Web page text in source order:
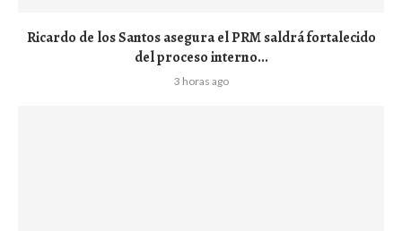
Ricardo de los Santos asegura el PRM saldrá fortalecido
del proceso interno...
3 horas ago